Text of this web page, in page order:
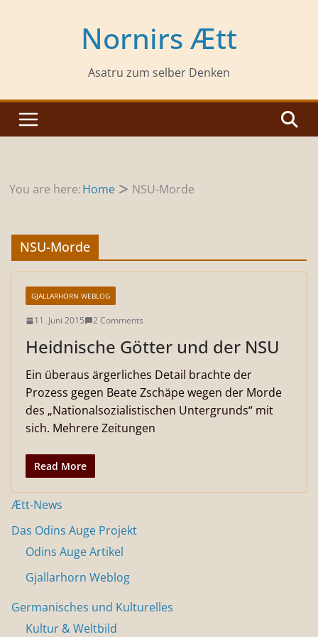
Nornirs Ætt
Asatru zum selber Denken
You are here:Home NSU-Morde
NSU-Morde
GJALLARHORN WEBLOG
11. Juni 2015 2 Comments
Heidnische Götter und der NSU
Ein überaus ärgerliches Detail brachte der
Prozess gegen Beate Zschäpe wegen der Morde
des „Nationalsozialistischen Untergrunds“ mit
sich. Mehrere Zeitungen
Read More
Ætt-News
Das Odins Auge Projekt
Odins Auge Artikel
Gjallarhorn Weblog
Germanisches und Kulturelles
Kultur & Weltbild